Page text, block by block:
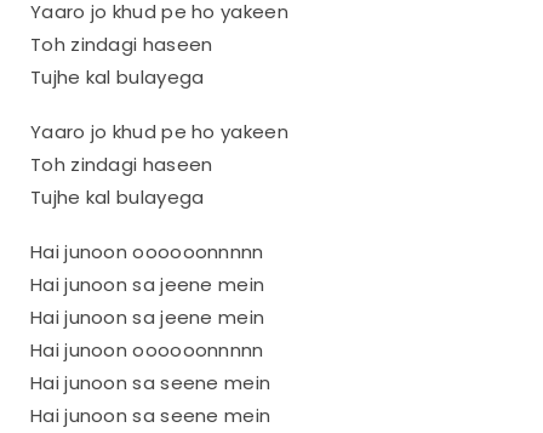
Yaaro jo khud pe ho yakeen
Toh zindagi haseen
Tujhe kal bulayega
Yaaro jo khud pe ho yakeen
Toh zindagi haseen
Tujhe kal bulayega
Hai junoon oooooonnnnn
Hai junoon sa jeene mein
Hai junoon sa jeene mein
Hai junoon oooooonnnnn
Hai junoon sa seene mein
Hai junoon sa seene mein